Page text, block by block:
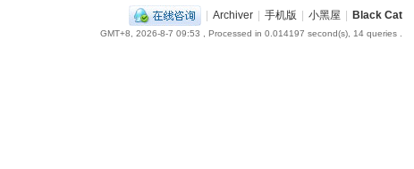
| Archiver | 手机版 | 小黑屋 | Black Cat
GMT+8, 2026-8-7 09:53 , Processed in 0.014197 second(s), 14 queries .